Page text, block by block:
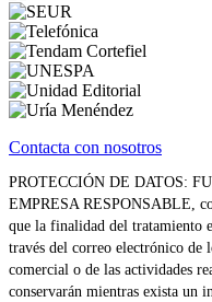
Contacta con nosotros
PROTECCIÓN DE DATOS:
EMPRESA RESPONSABLE,
que la finalidad del tratamiento
través del correo electrónico de
comercial o de las actividades
conservarán mientras exista un